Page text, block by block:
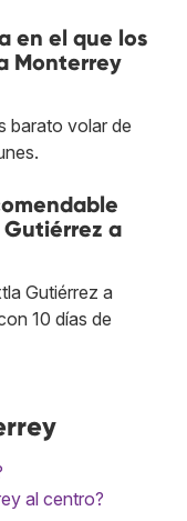
en el que los
Monterrey
barato volar de
a
Gutiérrez a
10 días de
al centro?